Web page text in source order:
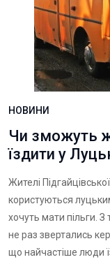
НОВИНИ
Чи зможуть
їздити у
Жителі
користуються
хочуть мати пільги.
не раз звертались
що найчастіше люди